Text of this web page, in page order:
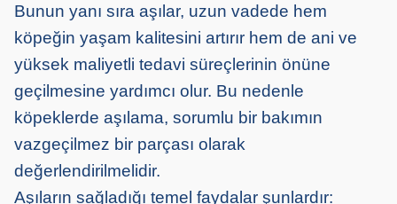
Bunun yanı sıra aşılar, uzun vadede hem
köpeğin yaşam kalitesini artırır hem de ani ve
yüksek maliyetli tedavi süreçlerinin önüne
geçilmesine yardımcı olur. Bu nedenle
köpeklerde aşılama, sorumlu bir bakımın
vazgeçilmez bir parçası olarak
değerlendirilmelidir.
Aşıların sağladığı temel faydalar şunlardır: